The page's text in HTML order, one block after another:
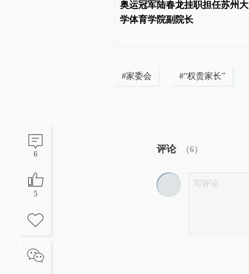
6
5
奥运冠军陆春龙挂职担任苏州大
学体育学院副院长
#家委会 #“权贵家长”
评论 （6）